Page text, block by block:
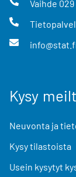
Vaihde 029
Kysy
Neuvonta ja
Kysy tilastoista
Usein kysytyt